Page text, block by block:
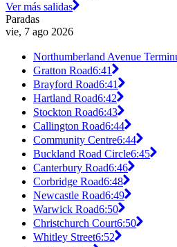
Ver más salidas
Paradas
vie, 7 ago 2026
Northumberland Avenue
Gratton Road6:41
Brayford Road6:41
Hartland Road6:42
Stockton Road6:43
Callington Road6:44
Community Centre6:44
Buckland Road Circle6:45
Canterbury Road6:46
Corbridge Road6:48
Newcastle Road6:49
Warwick Road6:50
Christchurch Court6:50
Whitley Street6:52